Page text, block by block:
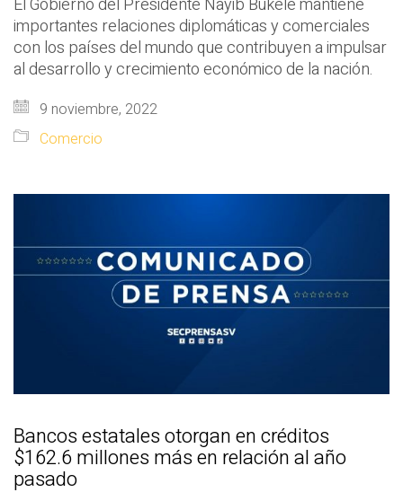
El Gobierno del Presidente Nayib Bukele mantiene
importantes relaciones diplomáticas y comerciales
con los países del mundo que contribuyen a impulsar
al desarrollo y crecimiento económico de la nación.
9 noviembre, 2022
Comercio
Bancos estatales otorgan en créditos
$162.6 millones más en relación al año
pasado